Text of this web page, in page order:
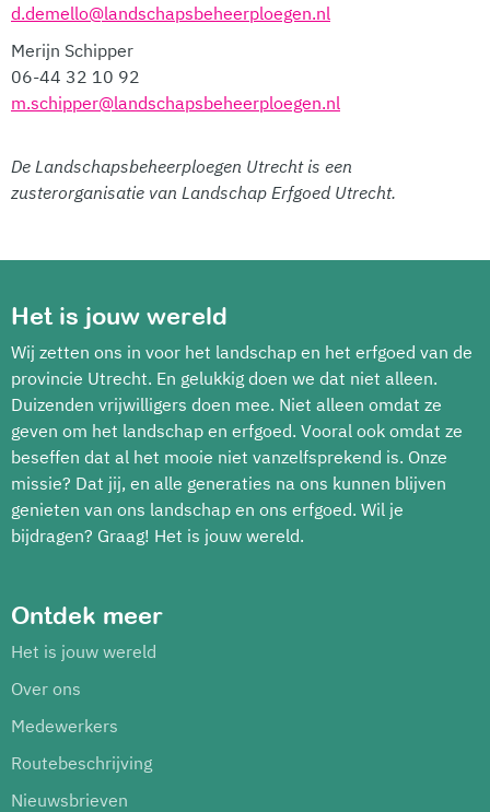
d.demello@landschapsbeheerploegen.nl
Merijn Schipper
06-44 32 10 92
m.schipper@landschapsbeheerploegen.nl
De Landschapsbeheerploegen Utrecht is een
zusterorganisatie van Landschap Erfgoed Utrecht.
Het is jouw wereld
Wij zetten ons in voor het landschap en het erfgoed van de
provincie Utrecht. En gelukkig doen we dat niet alleen.
Duizenden vrijwilligers doen mee. Niet alleen omdat ze
geven om het landschap en erfgoed. Vooral ook omdat ze
beseffen dat al het mooie niet vanzelfsprekend is. Onze
missie? Dat jij, en alle generaties na ons kunnen blijven
genieten van ons landschap en ons erfgoed. Wil je
bijdragen? Graag! Het is jouw wereld.
Ontdek meer
Het is jouw wereld
Over ons
Medewerkers
Routebeschrijving
Nieuwsbrieven